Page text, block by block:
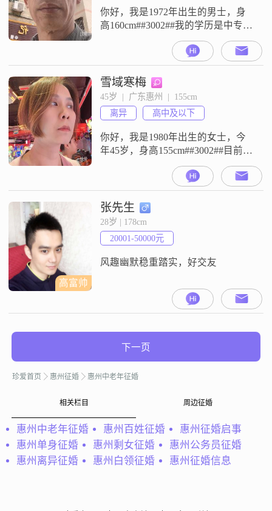
你好，我是1972年出生的男士，身
高160cm##3002##我的学历是中专，
现在在惠州工作##3002##我的月收
入在5001元到8000元之间##3002##
我的性格特征比较随和易相处，平
时待人接物比较稳重可靠，做事也
很有耐心，性格上比较包容
##3002##我目前是希望通过这个平
台，寻找一位合适的女士组建家庭
##3
雪域寒梅
45岁  |  广东惠州  |  155cm
离异
高中及以下
你好，我是1980年出生的女士，今
年45岁，身高155cm##3002##目前我
的工作地在惠州，每个月收入在
8001元到12000元之间##3002##我的
学历是高中及以下##3002##关于我
本人的性格，我是一个独立自信的
人，平时做事有自己的主张，不依
赖他人##3002##同时我富有同理
心，在与人相处的时候，能够站在
高富帅
张先生
28岁 | 178cm
20001-50000元
风趣幽默稳重踏实，好交友
下一页
珍爱首页 惠州征婚 惠州中老年征婚
相关栏目 周边征婚
惠州中老年征婚 惠州百姓征婚
惠州征婚启事
惠州单身征婚
惠州剩女征婚
惠州公务员征婚
惠州离异征婚
惠州白领征婚 惠州征婚信息